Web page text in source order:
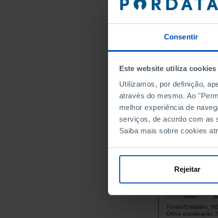
Consentir
Este website utiliza cookies
Utilizamos, por definição,
através do mesmo. Ao
melhor experiência de
serviços, de acordo com as
Saiba mais sobre cookies
Rejeitar
2007
2010
2011
2012
2013
2014
2015
2016
2017
2018
2020
2021
2022
2023
(R)
Fontes/Entidades:
Última actualização: